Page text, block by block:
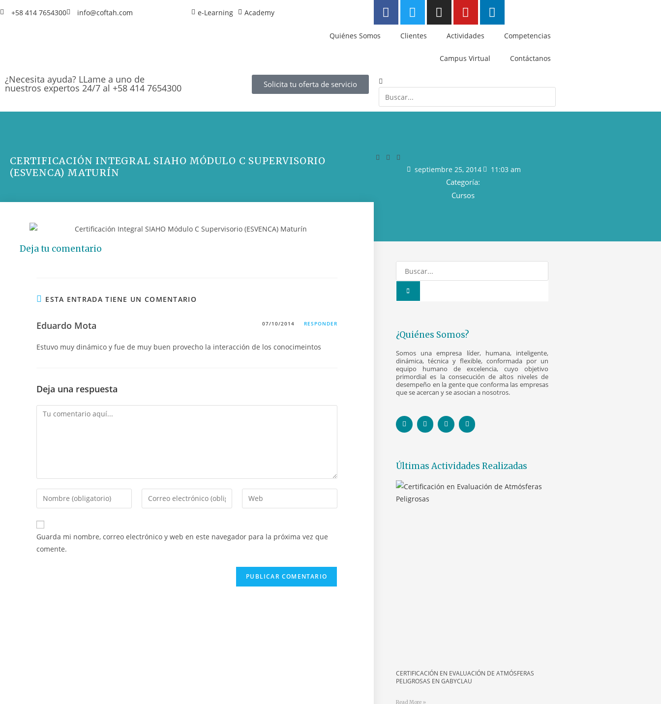
+58 414 7654300 info@coftah.com e-Learning Academy
Quiénes Somos Clientes Actividades Competencias
Campus Virtual Contáctanos
¿Necesita ayuda? LLame a uno de
nuestros expertos 24/7 al +58 414 7654300 Solicita tu oferta de servicio
CERTIFICACIÓN INTEGRAL SIAHO MÓDULO C SUPERVISORIO
(ESVENCA) MATURÍN
septiembre 25, 2014 11:03 am
Categoría:
Cursos
Deja tu comentario
ESTA ENTRADA TIENE UN COMENTARIO
Eduardo Mota 07/10/2014 RESPONDER
Estuvo muy dinámico y fue de muy buen provecho la interacción de los conocimeintos
Deja una respuesta
Guarda mi nombre, correo electrónico y web en este navegador para la próxima vez que
comente.
¿Quiénes Somos?
Somos una empresa líder, humana, inteligente,
dinámica, técnica y flexible, conformada por un
equipo humano de excelencia, cuyo objetivo
primordial es la consecución de altos niveles de
desempeño en la gente que conforma las empresas
que se acercan y se asocian a nosotros.
Últimas Actividades Realizadas
CERTIFICACIÓN EN EVALUACIÓN DE ATMÓSFERAS
PELIGROSAS EN GABYCLAU
Read More »